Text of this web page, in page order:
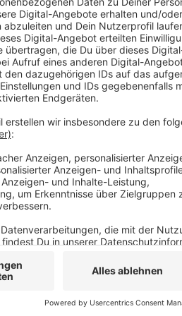
Viele Geflüchtete würden ihre
in der Lage, sich angemessen
bereits in osteuropäischen
Herausforderung, viele sind
Neumann. Bei Hunden werde
aktuell die volle Kapazität